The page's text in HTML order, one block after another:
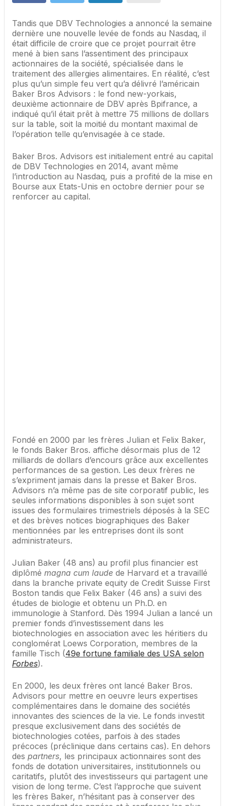
Tandis que DBV Technologies a annoncé la semaine
dernière une nouvelle levée de fonds au Nasdaq, il
était difficile de croire que ce projet pourrait être
mené à bien sans l’assentiment des principaux
actionnaires de la société, spécialisée dans le
traitement des allergies alimentaires. En réalité, c’est
plus qu’un simple feu vert qu’a délivré l’américain
Baker Bros Advisors : le fond new-yorkais,
deuxième actionnaire de DBV après Bpifrance, a
indiqué qu’il était prêt à mettre 75 millions de dollars
sur la table, soit la moitié du montant maximal de
l’opération telle qu’envisagée à ce stade.
Baker Bros. Advisors est initialement entré au capital
de DBV Technologies en 2014, avant même
l’introduction au Nasdaq, puis a profité de la mise en
Bourse aux Etats-Unis en octobre dernier pour se
renforcer au capital.
Fondé en 2000 par les frères Julian et Felix Baker,
le fonds Baker Bros. affiche désormais plus de 12
milliards de dollars d’encours grâce aux excellentes
performances de sa gestion. Les deux frères ne
s’expriment jamais dans la presse et Baker Bros.
Advisors n’a même pas de site corporatif public, les
seules informations disponibles à son sujet sont
issues des formulaires trimestriels déposés à la SEC
et des brèves notices biographiques des Baker
mentionnées par les entreprises dont ils sont
administrateurs.
Julian Baker (48 ans) au profil plus financier est
diplômé magna cum laude de Harvard et a travaillé
dans la branche private equity de Credit Suisse First
Boston tandis que Felix Baker (46 ans) a suivi des
études de biologie et obtenu un Ph.D. en
immunologie à Stanford. Dès 1994 Julian a lancé un
premier fonds d’investissement dans les
biotechnologies en association avec les héritiers du
conglomérat Loews Corporation, membres de la
famille Tisch (49e fortune familiale des USA selon
Forbes).
En 2000, les deux frères ont lancé Baker Bros.
Advisors pour mettre en oeuvre leurs expertises
complémentaires dans le domaine des sociétés
innovantes des sciences de la vie. Le fonds investit
presque exclusivement dans des sociétés de
biotechnologies cotées, parfois à des stades
précoces (préclinique dans certains cas). En dehors
des partners, les principaux actionnaires sont des
fonds de dotation universitaires, institutionnels ou
caritatifs, plutôt des investisseurs qui partagent une
vision de long terme. C’est l’approche que suivent
les frères Baker, n’hésitant pas à conserver des